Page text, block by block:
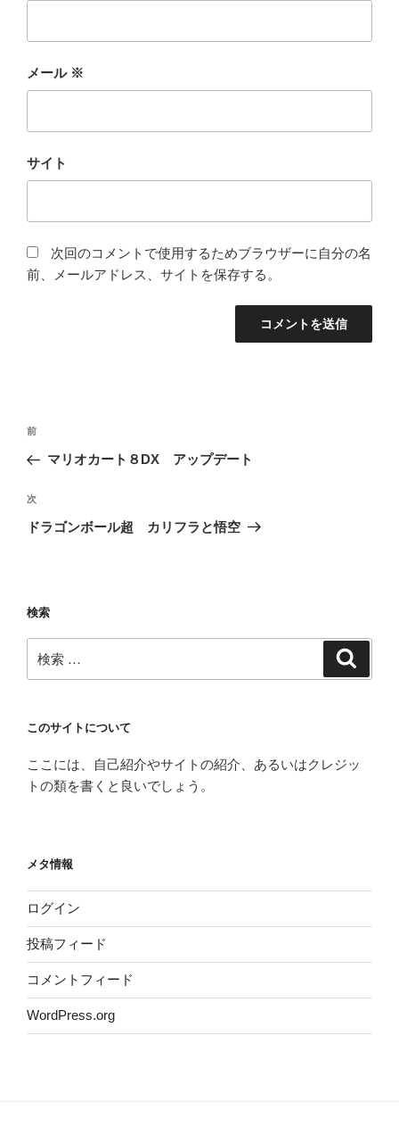
メール ※
サイト
次回のコメントで使用するためブラウザーに自分の名
前、メールアドレス、サイトを保存する。
投
ナ
ビ
ゲ
ン
過
去
投
稿
前
マリオカート８DX アップデート
次
の
次
ドラゴンボール超 カリフラと悟空
検索
索:
このサイトについて
ここには、自己紹介やサイトの紹介、あるいはクレジッ
トの類を書くと良いでしょう。
メタ情報
ログイン
投稿フィード
コメントフィード
WordPress.org